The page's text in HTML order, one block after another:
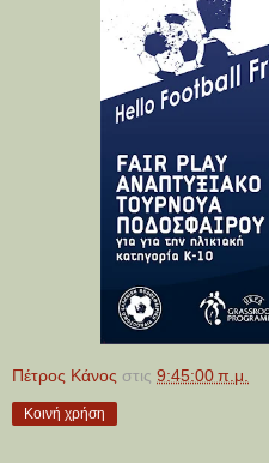
Πέτρος Κάνος στις 9:45:00 π.μ.
Κοινή χρήση